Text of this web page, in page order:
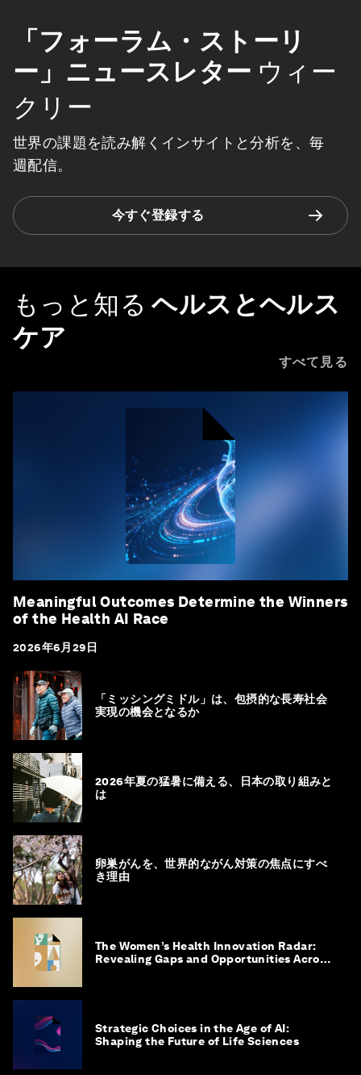
「フォーラム・ストーリ
ー」ニュースレター ウィー
クリー
世界の課題を読み解くインサイトと分析を、毎
週配信。
今すぐ登録する
もっと知る ヘルスとヘルス
ケア
すべて見る
Meaningful Outcomes Determine the Winners
of the Health AI Race
2026年6月29日
「ミッシングミドル」は、包摂的な長寿社会
実現の機会となるか
2026年夏の猛暑に備える、日本の取り組みと
は
卵巣がんを、世界的ながん対策の焦点にすべ
き理由
The Women’s Health Innovation Radar:
Revealing Gaps and Opportunities Across
Strategic Choices in the Age of AI:
Shaping the Future of Life Sciences